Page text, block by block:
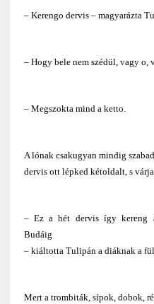
– Kerengo dervis – magyarázta
– Hogy bele nem szédül, vagy o,
– Megszokta mind a ketto.
A lónak csakugyan mindig
dervis ott lépked kétoldalt, s
– Ez a hét dervis így kereng
Budáig
– kiáltotta Tulipán a diáknak a
Mert a trombiták, sípok, dobok,